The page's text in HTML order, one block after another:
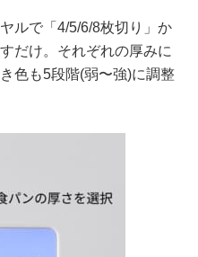
ルで「4/5/6/8枚切り」か
だけ。それぞれの厚みに
色も5段階(弱〜強)に調整